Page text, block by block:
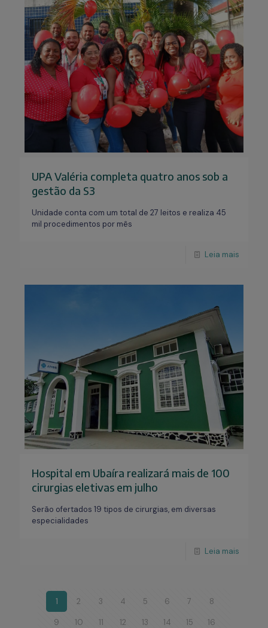
UPA Valéria completa quatro anos sob a
gestão da S3
Unidade conta com um total de 27 leitos e realiza 45
mil procedimentos por mês
Leia mais
Hospital em Ubaíra realizará mais de 100
cirurgias eletivas em julho
Serão ofertados 19 tipos de cirurgias, em diversas
especialidades
Leia mais
1 2 3 4 5 6 7 8
9 10 11 12 13 14 15 16